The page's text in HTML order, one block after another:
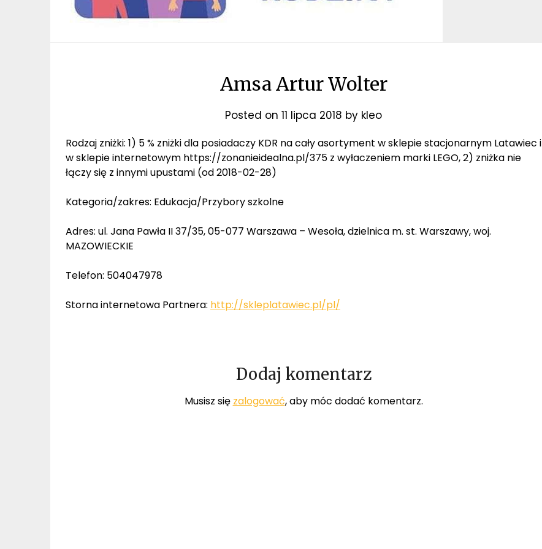
Amsa Artur Wolter
Posted on 11 lipca 2018 by kleo
Rodzaj zniżki: 1) 5 % zniżki dla posiadaczy KDR na cały asortyment w sklepie stacjonarnym Latawiec i
w sklepie internetowym https://zonanieidealna.pl/375 z wyłaczeniem marki LEGO, 2) zniżka nie
łączy się z innymi upustami (od 2018-02-28)
Kategoria/zakres: Edukacja/Przybory szkolne
Adres: ul. Jana Pawła II 37/35, 05-077 Warszawa – Wesoła, dzielnica m. st. Warszawy, woj.
MAZOWIECKIE
Telefon: 504047978
Storna internetowa Partnera: http://skleplatawiec.pl/pl/
Dodaj komentarz
Musisz się zalogować, aby móc dodać komentarz.